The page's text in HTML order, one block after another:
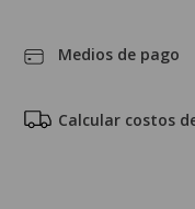
Medios de pago
Calcular costos